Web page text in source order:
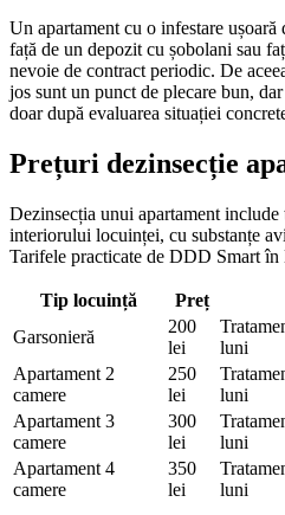
Un apartament cu o infestare ușoară
față de un depozit cu șobolani sau
nevoie de contract periodic. De
jos sunt un punct de plecare bun,
doar după evaluarea situației
Prețuri dezinsecție
Dezinsecția unui apartament
interiorului locuinței, cu substanțe
Tarifele practicate de DDD Smart în
Tip locuință Preț
Garsonieră
200
lei
luni
Apartament 2
camere
250
lei
luni
Apartament 3
camere
300
lei
luni
Apartament 4
camere
350
lei
luni